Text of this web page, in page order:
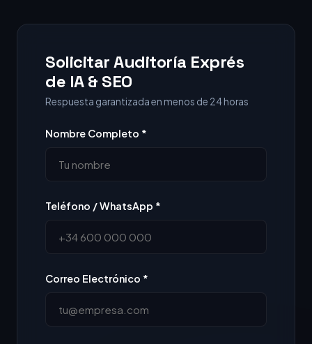
Solicitar Auditoría Exprés
de IA & SEO
Respuesta garantizada en menos de 24 horas
Nombre Completo *
Teléfono / WhatsApp *
Correo Electrónico *